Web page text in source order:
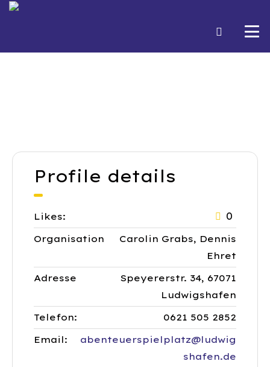
Profile details
Likes: 0
Organisation
Carolin Grabs, Dennis
Ehret
Adresse
Speyererstr. 34, 67071
Ludwigshafen
Telefon:
0621 505 2852
Email:
abenteuerspielplatz@ludwig
shafen.de